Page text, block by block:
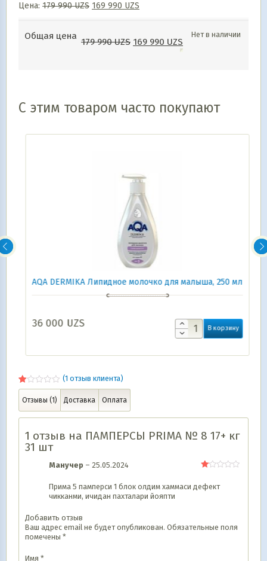
Цена: 179 990UZS 169 990 UZS
Общая цена
179 990UZS 169 990 UZS
Нет в наличии
С этим товаром часто покупают
AQA DERMIKA Липидное молочко для малыша, 250 мл
36 000UZS В корзину
Рейтинг
1.00
5
на
опроса
1
пользователя
(1 отзыв клиента)
Отзывы (1) Доставка Оплата
1 отзыв на ПАМПЕРСЫ PRIMA № 8 17+ кг
31 шт
1
из
Манучер – 25.05.2024
Прима 5 памперси 1 блок олдим хаммаси дефект
чикканми, ичидан пахталари йояпти
Добавить отзыв
Ваш адрес email не будет опубликован. Обязательные поля
помечены *
Имя *